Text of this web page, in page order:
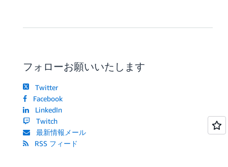
フォローお願いいたします
Twitter
Facebook
LinkedIn
Twitch
最新情報メール
RSS フィード